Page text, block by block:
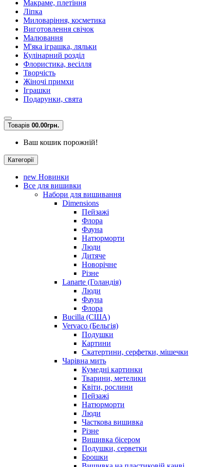
Макраме, плетіння
Ліпка
Миловаріння, косметика
Виготовлення свічок
Малювання
М'яка іграшка, ляльки
Кулінарний розділ
Флористика, весілля
Творчість
Жіночі примхи
Іграшки
Подарунки, свята
Товарів 00.00грн.
Ваш кошик порожній!
Категорії
new Новинки
Все для вишивки
Набори для вишивання
Dimensions
Пейзажі
Флора
Фауна
Натюрморти
Люди
Дитяче
Новорічне
Різне
Lanarte (Голандія)
Люди
Фауна
Флора
Bucilla (США)
Vervaco (Бельгія)
Подушки
Картини
Скатертини, серфетки, мішечки
Чарiвна мить
Кумедні картинки
Тварини, метелики
Квіти, рослини
Пейзажі
Натюрморти
Люди
Часткова вишивка
Різне
Вишивка бісером
Подушки, серветки
Брошки